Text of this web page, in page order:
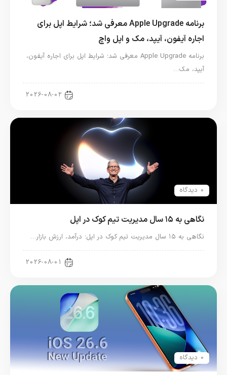
برنامه Apple Upgrade معرفی شد؛ شرایط اپل برای
اجاره آیفون، آیپد، مک و اپل واچ
برنامه Apple Upgrade معرفی شد؛ شرایط اپل برای اجاره آیفون،
آیپد، مک…
2026-08-02
0 دیدگاه
نگاهی به ۱۵ سال مدیریت تیم کوک در اپل
نگاهی به ۱۵ سال مدیریت تیم کوک در اپل؛ درآمد، ارزش بازار…
2026-08-01
0 دیدگاه